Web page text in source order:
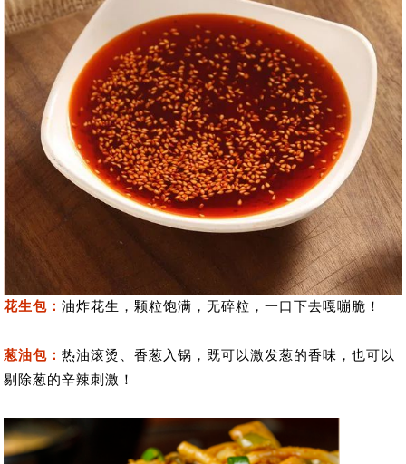
花生包：油炸花生，颗粒饱满，无碎粒，一口下去嘎嘣脆！
葱油包：热油滚烫、香葱入锅，既可以激发葱的香味，也可以
剔除葱的辛辣刺激！